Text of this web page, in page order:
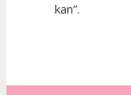
kan”.